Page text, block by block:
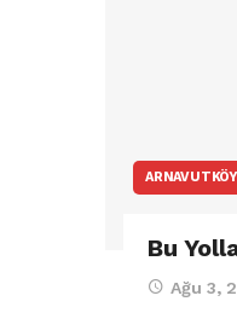
ARNAVUTKÖY
Bu
Ağu 3,